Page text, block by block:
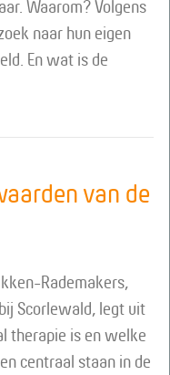
Waarom? Volgens
naar hun eigen
En wat is de
van de
Rademakers,
Scorlewald, legt uit
therapie is en welke
centraal staan in de